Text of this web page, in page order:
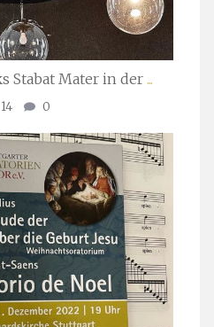
Stabat Mater in der ...
14 0
Nov. 29